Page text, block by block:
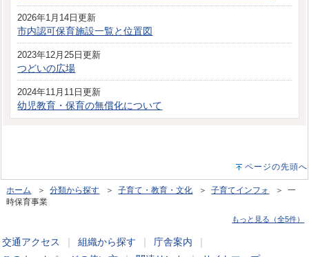
2026年1月14日更新
市内認可保育施設一覧と位置図
2023年12月25日更新
つどいの広場
2024年11月11日更新
幼児教育・保育の無償化について
ページの先頭へ
ホーム ＞分類から探す ＞子育て・教育・文化 ＞子育てインフォ
＞ 一
時保育事業
もっと見る（全5件）
交通アクセス 組織から探す 庁舎案内